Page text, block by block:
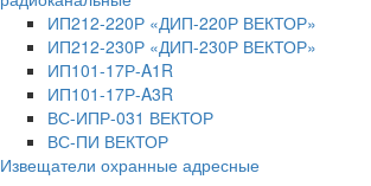
ИП212-220Р «ДИП-220Р ВЕКТОР»
ИП212-230Р «ДИП-230Р ВЕКТОР»
ИП101-17Р-A1R
ИП101-17Р-A3R
ВС-ИПР-031 ВЕКТОР
ВС-ПИ ВЕКТОР
Извещатели охранные адресные